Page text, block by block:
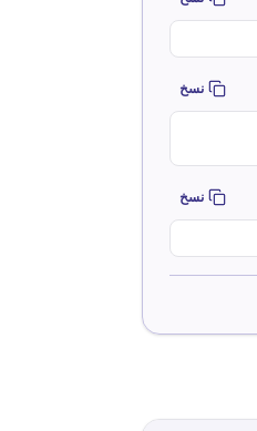
نسخ
نسخ